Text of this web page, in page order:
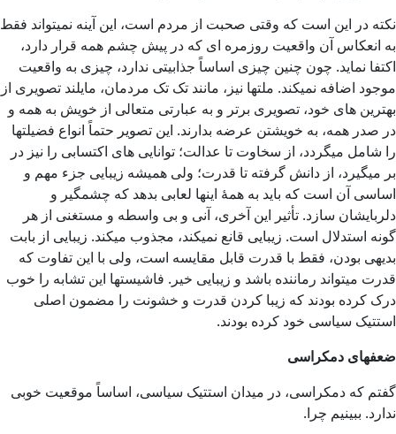
نکته در این است که وقتی صحبت از مردم است، این آینه نمیتواند فقط
به انعکاس آن واقعیت روزمره ای که در پیش چشم همه قرار دارد،
اکتفا نماید. چون چنین چیزی اساساً جذابیتی ندارد، چیزی به واقعیت
موجود اضافه نمیکند. ملتها نیز، مانند تک تک مردمان، مایلند تصویری از
بهترین های خود، تصویری برتر و به عبارتی متعالی از خویش به همه و
در صدر همه، به خویشتن عرضه بدارند. این تصویر حتماً انواع فضیلتها
را شامل میگردد، از سخاوت تا عدالت؛ توانایی های اکتسابی را نیز در
بر میگیرد، از دانش گرفته تا قدرت؛ ولی همیشه زیبایی جزء مهم و
اساسی آن است که باید به همۀ اینها لعابی بدهد که چشمگیر و
دلربایشان سازد. تأثیر این آخری، آنی و بی واسطه و مستغنی از هر
گونه استدلال است. زیبایی قانع نمیکند، مجذوب میکند. زیبایی از بابت
بدیهی بودن، فقط با قدرت قابل مقایسه است، ولی با این تفاوت که
قدرت میتواند رماننده باشد و زیبایی خیر. فاشیستها این تشابه را خوب
درک کرده بودند که زیبا کردن قدرت و خشونت را مضمون اصلی
استتیک سیاسی خود کرده بودند.
ضعفهای دمکراسی
گفتم که دمکراسی، در میدان استتیک سیاسی، اساساً موقعیت خوبی
ندارد. ببینیم چرا.